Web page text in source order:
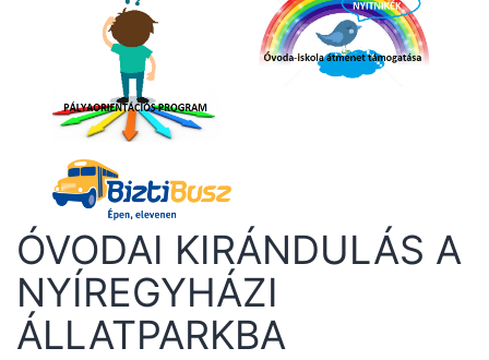
ÓVODAI KIRÁNDULÁS A
NYÍREGYHÁZI
ÁLLATPARKBA